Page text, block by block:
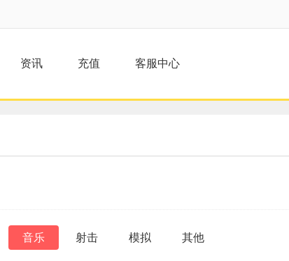
资讯 充值 客服中心
音乐 射击 模拟 其他